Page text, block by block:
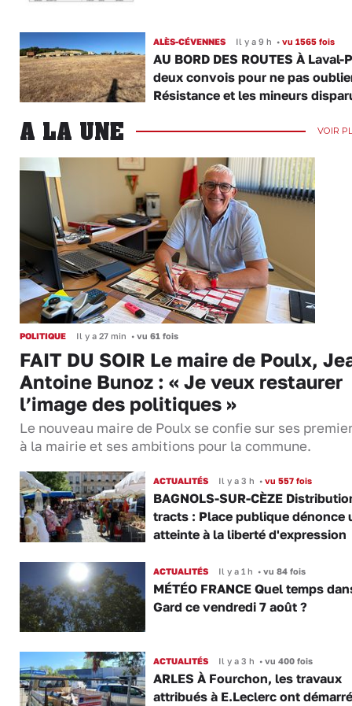
ALÈS-CÉVENNES Il y a 9 h •vu 1565 fois
AU BORD DES ROUTES À Laval-
deux convois pour ne pas
Résistance et les mineurs
A LA UNE VOIR
POLITIQUE Il y a 27 min • vu 61 fois
FAIT DU SOIR Le maire de Poulx,
Antoine Bunoz : « Je veux restaurer
l’image des politiques »
Le nouveau maire de Poulx se confie sur ses
à la mairie et ses ambitions pour la commune.
ACTUALITÉS Il y a 3 h •vu 557 fois
BAGNOLS-SUR-CÈZE
tracts : Place publique dénonce
atteinte à la liberté d'expression
ACTUALITÉS Il y a 1 h •vu 84 fois
MÉTÉO FRANCE Quel temps
Gard ce vendredi 7 août ?
ACTUALITÉS Il y a 3 h •vu 400 fois
ARLES À Fourchon, les travaux
attribués à E.Leclerc ont démarré